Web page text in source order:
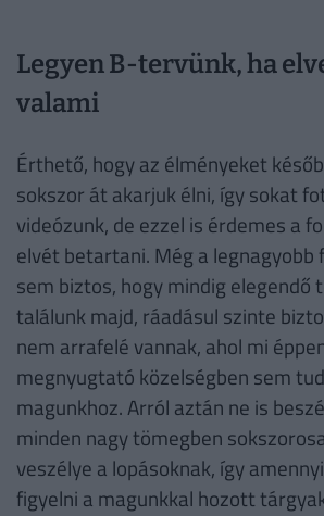
Legyen B-tervünk, ha
valami
Érthető, hogy az élményeket
sokszor át akarjuk élni, így sokat
videózunk, de ezzel is érdemes a
elvét betartani. Még a legnagyobb
sem biztos, hogy mindig
találunk majd, ráadásul szinte
nem arrafelé vannak, ahol mi
megnyugtató közelségben sem
magunkhoz. Arról aztán ne is
minden nagy tömegben
veszélye a lopásoknak, így
figyelni a magunkkal hozott